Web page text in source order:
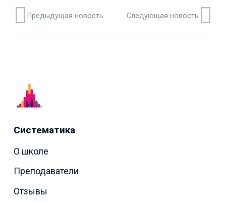
Предыдущая новость Следующая новость
Систематика
О школе
Преподаватели
Отзывы